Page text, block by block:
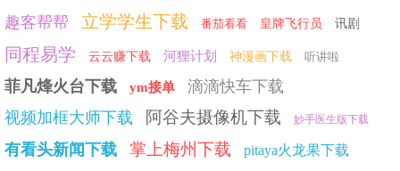
趣客帮帮
立学学生下载 番茄看看 皇牌飞行员 讯剧
同程易学 云云赚下载 河狸计划 神漫画下载 听讲啦
菲凡烽火台下载 ym接单
滴滴快车下载
视频加框大师下载
阿谷夫摄像机下载 妙手医生版下载
有看头新闻下载 掌上梅州下载 pitaya火龙果下载